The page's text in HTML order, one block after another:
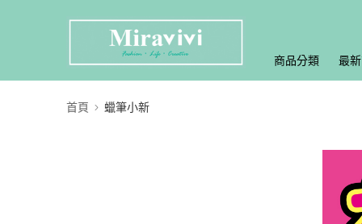
商品分類 最
首頁 蠟筆小新